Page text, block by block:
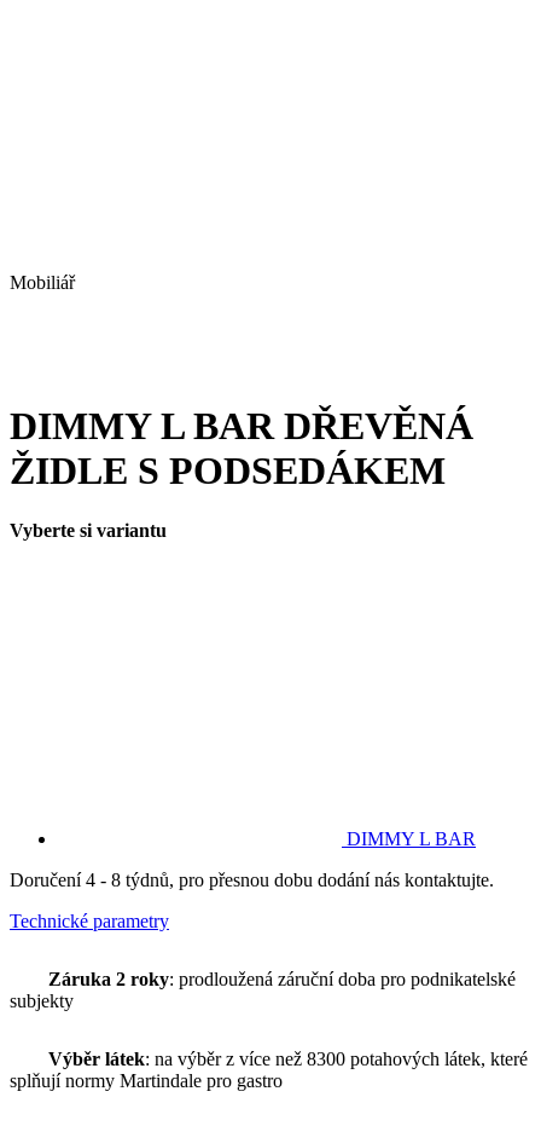
Mobiliář
DIMMY L BAR DŘEVĚNÁ
ŽIDLE S PODSEDÁKEM
Vyberte si variantu
DIMMY L BAR
Doručení 4 - 8 týdnů, pro přesnou dobu dodání nás kontaktujte.
Technické parametry
Záruka 2 roky: prodloužená záruční doba pro podnikatelské
subjekty
Výběr látek: na výběr z více než 8300 potahových látek, které
splňují normy Martindale pro gastro